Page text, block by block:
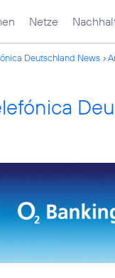
Netze
Deutschland News